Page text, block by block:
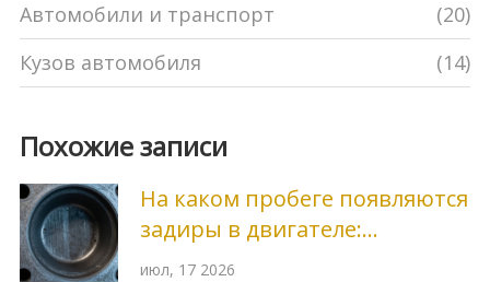
Автомобили и транспорт
(20)
Кузов автомобиля
(14)
Похожие записи
На каком пробеге появляются
задиры в двигателе:
причины, симптомы и как
июл, 17 2026